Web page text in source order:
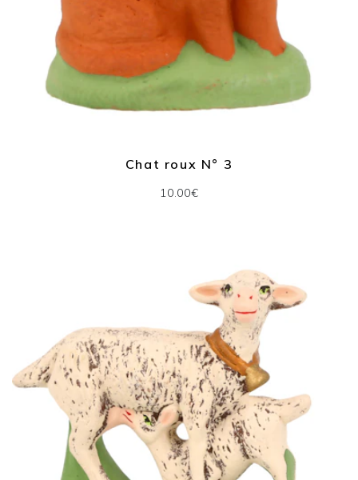
Chat roux N° 3
10.00€